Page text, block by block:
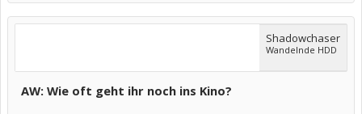
Shadowchaser
Wandelnde HDD
AW: Wie oft geht ihr noch ins Kino?